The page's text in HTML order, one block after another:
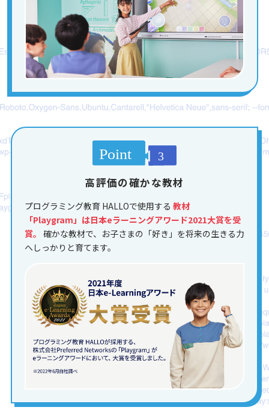
高評価の確かな教材
プログラミング教育 HALLOで使用する 教材
「Playgram」は日本eラーニングアワード2021大賞を受
賞。 確かな教材で、お子さまの「好き」を将来の生きる力
へしっかりと育てます。